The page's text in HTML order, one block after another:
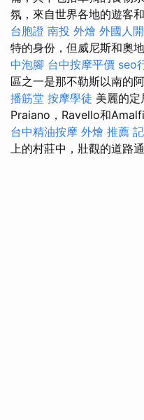
氛，來自世界各地的遊客
台胞證 南投 外燴 外國人
特的身份，但威尼斯和奧
中泡腳 台中按摩平價 seo
區之一是那不勒斯以南的
播筋堂 按摩學徒 美麗的定
Praiano，Ravello和
台中精油按摩 外燴 推薦
上的村莊中，壯觀的道路